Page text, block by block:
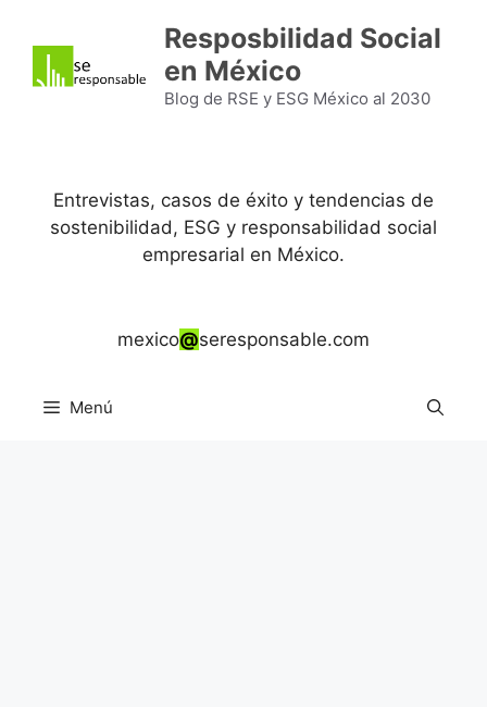
contenido
Resposbilidad Social
en México
Blog de RSE y ESG México al 2030
Entrevistas, casos de éxito y tendencias de
sostenibilidad, ESG y responsabilidad social
empresarial en México.
mexico@seresponsable.com
Menú